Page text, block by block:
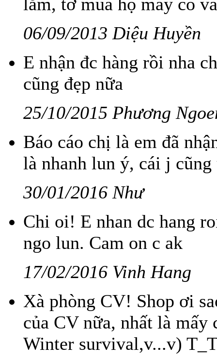
06/09/2013 Diệu Huyền
E nhận đc hàng rồi nha
cũng đẹp nữa
25/10/2015 Phương
Báo cáo chị là em đã
là nhanh lun ý, cái j
30/01/2016 Như
Chi oi! E nhan dc hang
ngo lun. Cam on c ak
17/02/2016 Vinh Hang
Xà phòng CV! Shop ơi
của CV nữa, nhất là
Winter survival,v...v)